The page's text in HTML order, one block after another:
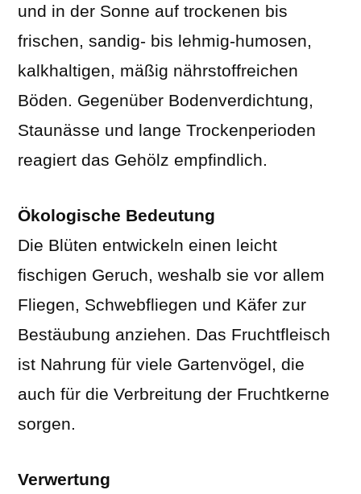
und in der Sonne auf trockenen bis
frischen, sandig- bis lehmig-humosen,
kalkhaltigen, mäßig nährstoffreichen
Böden. Gegenüber Bodenverdichtung,
Staunässe und lange Trockenperioden
reagiert das Gehölz empfindlich.
Ökologische Bedeutung
Die Blüten entwickeln einen leicht
fischigen Geruch, weshalb sie vor allem
Fliegen, Schwebfliegen und Käfer zur
Bestäubung anziehen. Das Fruchtfleisch
ist Nahrung für viele Gartenvögel, die
auch für die Verbreitung der Fruchtkerne
sorgen.
Verwertung